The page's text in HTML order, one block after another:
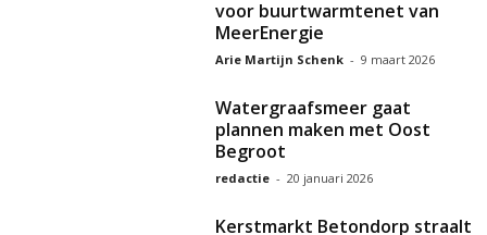
voor buurtwarmtenet van
MeerEnergie
Arie Martijn Schenk - 9 maart 2026
Watergraafsmeer gaat
plannen maken met Oost
Begroot
redactie - 20 januari 2026
Kerstmarkt Betondorp straalt